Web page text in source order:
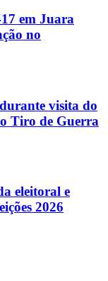
em Juara
no
visita do
Tiro de Guerra
eleitoral e
2026